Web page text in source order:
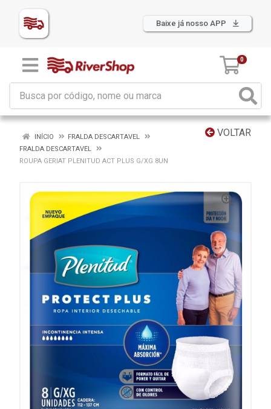
Baixe já nosso APP
0
VOLTAR
INÍCIO
FRALDA DESCARTAVEL
FRALDA DESCARTAVEL
ROUPA GERIAT PLENITUD ACT PLUS G/XG 8UN